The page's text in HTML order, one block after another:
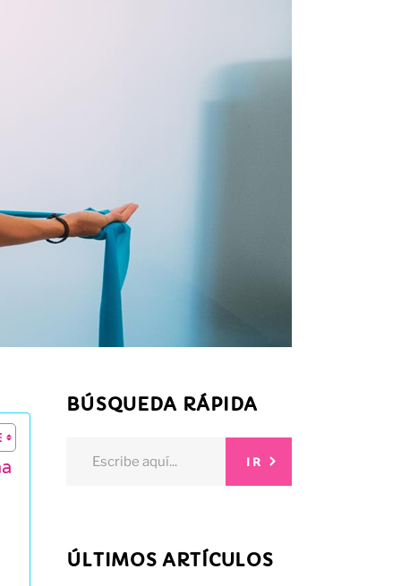
BÚSQUEDA RÁPIDA
IR
ÚLTIMOS ARTÍCULOS